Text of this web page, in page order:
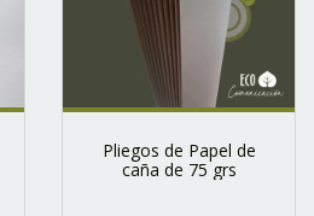
Pliegos de Papel de
caña de 75 grs